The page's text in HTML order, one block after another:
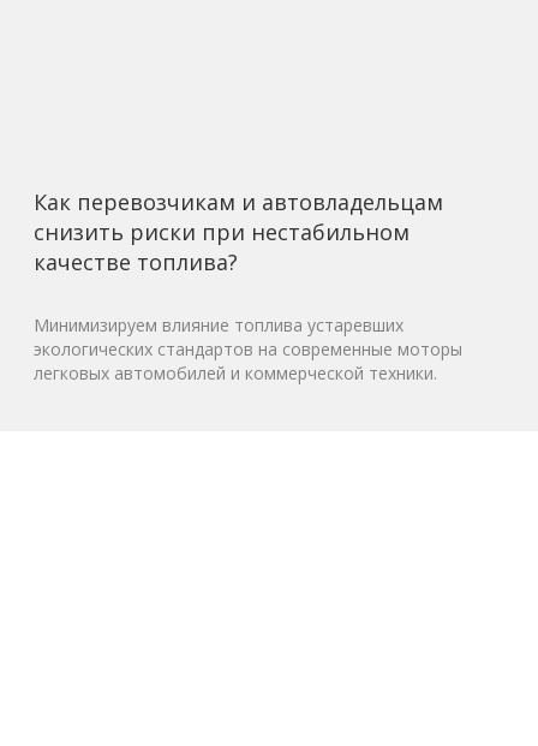
Как перевозчикам и автовладельцам
снизить риски при нестабильном
качестве топлива?
Минимизируем влияние топлива устаревших
экологических стандартов на современные моторы
легковых автомобилей и коммерческой техники.